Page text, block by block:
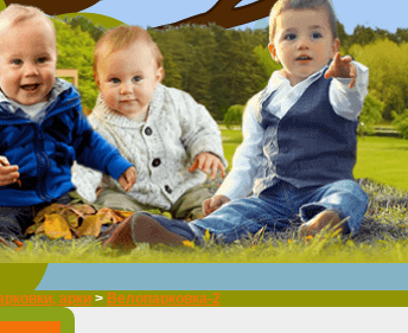
арки > Велопарковка-2